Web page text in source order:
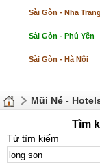
Sài Gòn - Nha Trang
Sài Gòn - Phú Yên
Sài Gòn - Hà Nội
Mũi Né -
Tìm
Từ tìm kiếm